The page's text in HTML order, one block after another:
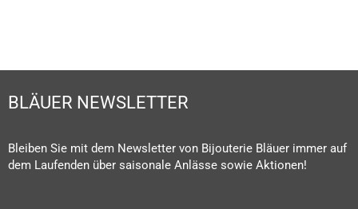
BLÄUER NEWSLETTER
Bleiben Sie mit dem Newsletter von Bijouterie Bläuer immer auf
dem Laufenden über saisonale Anlässe sowie Aktionen!